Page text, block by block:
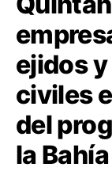
ejidos
civiles
del
la